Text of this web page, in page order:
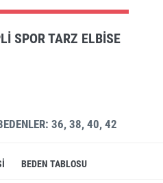
SPOR TARZ ELBISE
36, 38, 40, 42
BEDEN TABLOSU